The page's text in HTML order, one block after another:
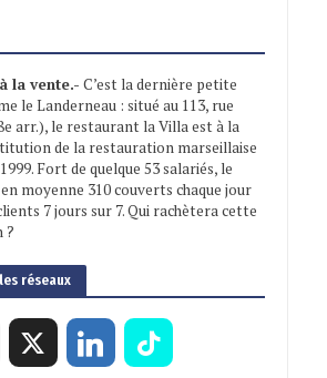
la vente.- C’est la dernière petite
le Landerneau : situé au 113, rue
arr.), le restaurant la Villa est à la
de la restauration marseillaise
Fort de quelque 53 salariés, le
moyenne 310 couverts chaque jour
7 jours sur 7. Qui rachètera cette
?
réseaux